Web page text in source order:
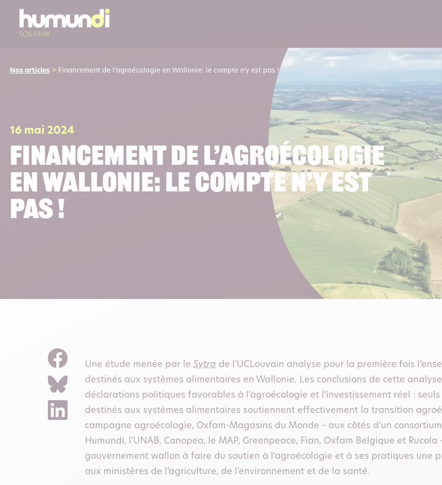
Nos articles > Financement de l’agroécologie en Wallonie: le compte n’y est pas !
16 mai 2024
Financement de l’agroécologie
en Wallonie: le compte n’y est
pas !
Une étude menée par le Sytra de l’UCLouvain analyse pour la première fois
destinés aux systèmes alimentaires en Wallonie. Les conclusions de cette
déclarations politiques favorables à l’agroécologie et l’investissement réel :
destinés aux systèmes alimentaires soutiennent effectivement la transition
campagne agroécologie, Oxfam-Magasins du Monde – aux côtés d’un
Humundi, l’UNAB, Canopea, le MAP, Greenpeace, Fian, Oxfam Belgique et
gouvernement wallon à faire du soutien à l’agroécologie et à ses pratiques une
aux ministères de l’agriculture, de l’environnement et de la santé.